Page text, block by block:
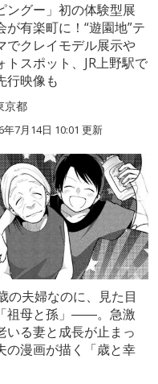
ングー」初の体験型展
が有楽町に！“遊園地”テ
でクレイモデル展示や
トスポット、JR上野駅で
行映像も
京都
年7月14日 10:01 更新
の夫婦なのに、見た目
祖母と孫」――。急激
いる妻と成長が止まっ
の漫画が描く「歳と幸